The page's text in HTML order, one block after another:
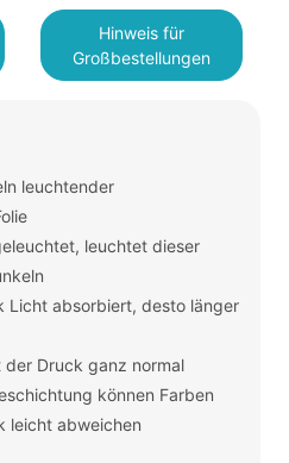
Hinweis für
Großbestellungen
leuchtender
leuchtet dieser
Licht absorbiert, desto länger
der Druck ganz normal
können Farben
leicht abweichen